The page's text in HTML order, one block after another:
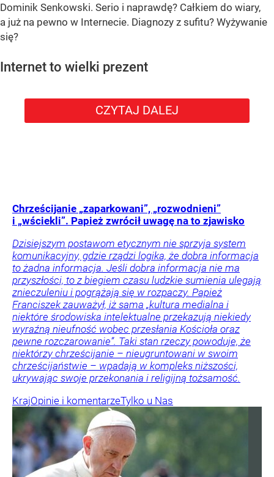
Dominik Senkowski. Serio i naprawdę? Całkiem do wiary,
a już na pewno w Internecie. Diagnozy z sufitu? Wyżywanie
się?
Internet to wielki prezent
CZYTAJ DALEJ
Chrześcijanie „zaparkowani”, „rozwodnieni”
i „wściekli”. Papież zwrócił uwagę na to zjawisko
Dzisiejszym postawom etycznym nie sprzyja system
komunikacyjny, gdzie rządzi logika, że dobra informacja
to żadna informacja. Jeśli dobra informacja nie ma
przyszłości, to z biegiem czasu ludzkie sumienia ulegają
znieczuleniu i pogrążają się w rozpaczy. Papież
Franciszek zauważył, iż sama „kultura medialna i
niektóre środowiska intelektualne przekazują niekiedy
wyraźną nieufność wobec przesłania Kościoła oraz
pewne rozczarowanie”. Taki stan rzeczy powoduje, że
niektórzy chrześcijanie – nieugruntowani w swoim
chrześcijaństwie – wpadają w kompleks niższości,
ukrywając swoje przekonania i religijną tożsamość.
KrajOpinie i komentarzeTylko u Nas